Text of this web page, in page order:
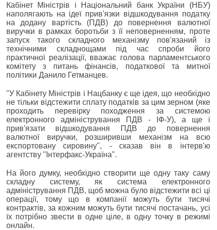
Кабінет Міністрів і Національний банк України (НБУ)
наполягають на ідеї прив'язки відшкодування податку
на додану вартість (ПДВ) до повернення валютної
виручки в рамках боротьби з її неповерненням, проте
запуск такого складного механізму пов'язаний із
технічними складнощами під час спроби його
практичної реалізації, вважає голова парламентського
комітету з питань фінансів, податкової та митної
політики Данило Гетманцев.
"У Кабінету Міністрів і Нацбанку є ще ідея, що необхідно
не тільки відстежити сплату податків за цим зерном (яке
проходить перевірку походження за системою
електронного адміністрування ПДВ - ІФ-У), а ще і
прив'язати відшкодування ПДВ до повернення
валютної виручки, розширивши механізм на всю
експортовану сировину", - сказав він в інтерв'ю
агентству "Інтерфакс-Україна".
На його думку, необхідно створити ще одну таку саму
складну систему, як система електронного
адміністрування ПДВ, щоб можна було відстежити всі ці
операції, тому що в компанії можуть бути тисячі
контрактів, за кожним можуть бути тисячі постачань, усі
їх потрібно звести в одне ціле, в одну точку в режимі
онлайн.